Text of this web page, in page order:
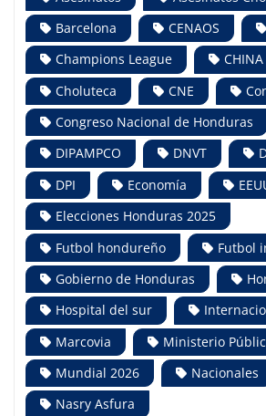
Barcelona
CENAOS
Champions League
CHINA
Choluteca
CNE
Congreso Nacional de Honduras
DIPAMPCO
DNVT
DPI
Economía
Elecciones Honduras 2025
Futbol hondureño
Futbol
Gobierno de Honduras
Hospital del sur
Marcovia
Ministerio
Mundial 2026
Nacionales
Nasry Asfura